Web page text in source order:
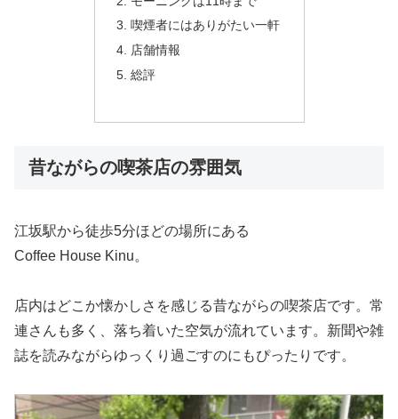
喫煙者にはありがたい一軒
店舗情報
総評
昔ながらの喫茶店の雰囲気
江坂駅から徒歩5分ほどの場所にある
Coffee House Kinu。
店内はどこか懐かしさを感じる昔ながらの喫茶店です。常
連さんも多く、落ち着いた空気が流れています。新聞や雑
誌を読みながらゆっくり過ごすのにもぴったりです。